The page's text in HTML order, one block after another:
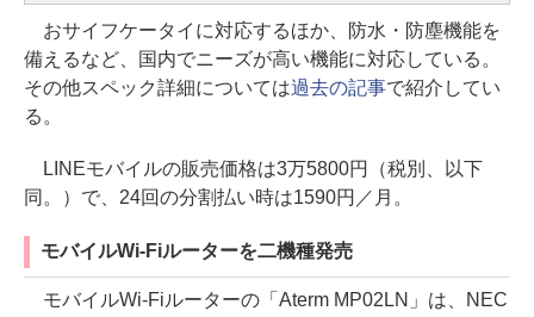
おサイフケータイに対応するほか、防水・防塵機能を
備えるなど、国内でニーズが高い機能に対応している。
その他スペック詳細については過去の記事で紹介してい
る。
LINEモバイルの販売価格は3万5800円（税別、以下
同。）で、24回の分割払い時は1590円／月。
モバイルWi-Fiルーターを二機種発売
モバイルWi-Fiルーターの「Aterm MP02LN」は、NEC